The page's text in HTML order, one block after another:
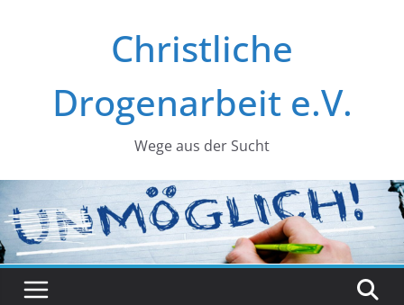
Christliche
Drogenarbeit e.V.
Wege aus der Sucht